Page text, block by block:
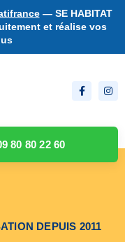
— SE HABITAT
et réalise vos
80 80 22 60
DEPUIS 2011